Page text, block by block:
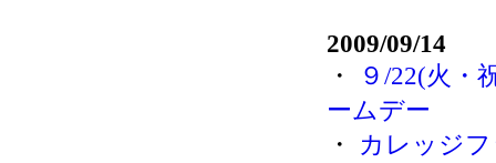
2009/09/14
・
９/22(火・
ームデー
・
カレッジ